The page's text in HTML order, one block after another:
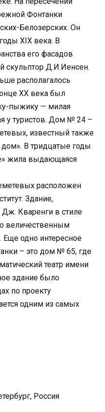
Фонтанки
Белозерских. Он
XIX века. В
его фасадов
скульптор Д.И.Иенсен.
располагалось
XX века был
пыжику — милая
у туристов. Дом № 24 –
известный также
В тридцатые годы
жила выдающаяся
расположен
Здание,
Кваренги в стиле
величественным
одно интересное
– это дом № 65, где
театр имени
здание было
по проекту
одним из самых
Россия